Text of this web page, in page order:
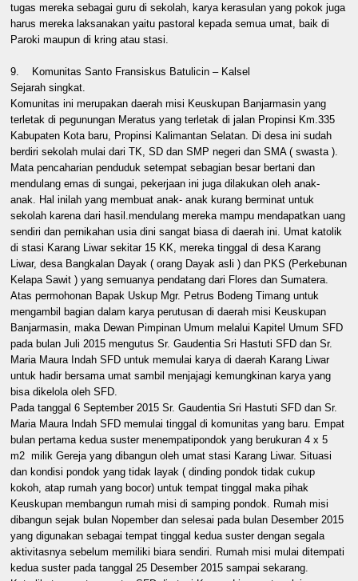
tugas mereka sebagai guru di sekolah, karya kerasulan yang pokok juga
harus mereka laksanakan yaitu pastoral kepada semua umat, baik di
Paroki maupun di kring atau stasi.
9. Komunitas Santo Fransiskus Batulicin – Kalsel
Sejarah singkat.
Komunitas ini merupakan daerah misi Keuskupan Banjarmasin yang
terletak di pegunungan Meratus yang terletak di jalan Propinsi Km.335
Kabupaten Kota baru, Propinsi Kalimantan Selatan. Di desa ini sudah
berdiri sekolah mulai dari TK, SD dan SMP negeri dan SMA ( swasta ).
Mata pencaharian penduduk setempat sebagian besar bertani dan
mendulang emas di sungai, pekerjaan ini juga dilakukan oleh anak-
anak. Hal inilah yang membuat anak- anak kurang berminat untuk
sekolah karena dari hasil.mendulang mereka mampu mendapatkan uang
sendiri dan pernikahan usia dini sangat biasa di daerah ini. Umat katolik
di stasi Karang Liwar sekitar 15 KK, mereka tinggal di desa Karang
Liwar, desa Bangkalan Dayak ( orang Dayak asli ) dan PKS (Perkebunan
Kelapa Sawit ) yang semuanya pendatang dari Flores dan Sumatera.
Atas permohonan Bapak Uskup Mgr. Petrus Bodeng Timang untuk
mengambil bagian dalam karya perutusan di daerah misi Keuskupan
Banjarmasin, maka Dewan Pimpinan Umum melalui Kapitel Umum SFD
pada bulan Juli 2015 mengutus Sr. Gaudentia Sri Hastuti SFD dan Sr.
Maria Maura Indah SFD untuk memulai karya di daerah Karang Liwar
untuk hadir bersama umat sambil menjajagi kemungkinan karya yang
bisa dikelola oleh SFD.
Pada tanggal 6 September 2015 Sr. Gaudentia Sri Hastuti SFD dan Sr.
Maria Maura Indah SFD memulai tinggal di komunitas yang baru. Empat
bulan pertama kedua suster menempatipondok yang berukuran 4 x 5
m2 milik Gereja yang dibangun oleh umat stasi Karang Liwar. Situasi
dan kondisi pondok yang tidak layak ( dinding pondok tidak cukup
kokoh, atap rumah yang bocor) untuk tempat tinggal maka pihak
Keuskupan membangun rumah misi di samping pondok. Rumah misi
dibangun sejak bulan Nopember dan selesai pada bulan Desember 2015
yang digunakan sebagai tempat tinggal kedua suster dengan segala
aktivitasnya sebelum memiliki biara sendiri. Rumah misi mulai ditempati
kedua suster pada tanggal 25 Desember 2015 sampai sekarang.